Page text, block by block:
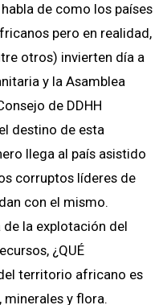
de como los países
pero en realidad,
otros) invierten día a
y la Asamblea
de DDHH
destino de esta
llega al país asistido
corruptos líderes de
con el mismo.
la explotación del
¿QUÉ
territorio africano es
minerales y flora.